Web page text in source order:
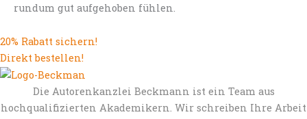
rundum gut aufgehoben fühlen.
20% Rabatt sichern!
Direkt bestellen!
Die Autorenkanzlei Beckmann ist ein Team aus
hochqualifizierten Akademikern. Wir schreiben Ihre Arbeit